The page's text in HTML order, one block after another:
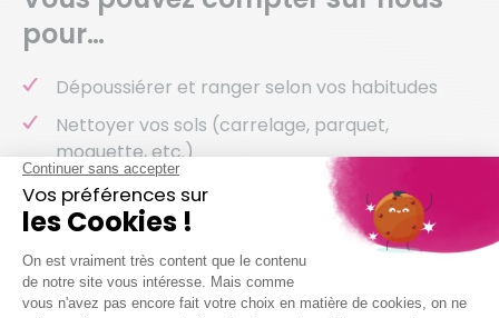
pour…
Dépoussiérer et ranger selon vos habitudes
Nettoyer vos sols (carrelage, parquet,
moquette, etc.)
Entretenir votre salle de bain
Entretenir vos sanitaires
Nettoyer vos vitres
Laver votre vaisselle